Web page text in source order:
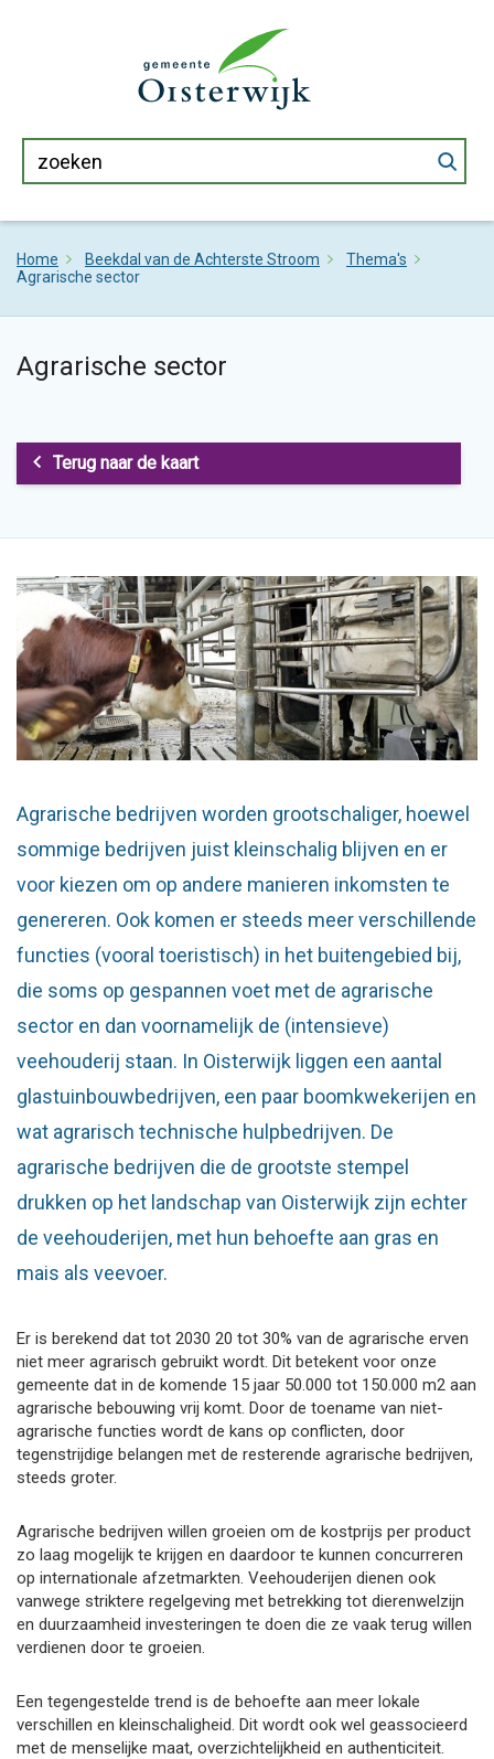
Home Beekdal van de Achterste Stroom
Thema's
Agrarische sector
Agrarische sector
Terug naar de kaart
Agrarische bedrijven worden grootschaliger, hoewel
sommige bedrijven juist kleinschalig blijven en er
voor kiezen om op andere manieren inkomsten te
genereren. Ook komen er steeds meer verschillende
functies (vooral toeristisch) in het buitengebied bij,
die soms op gespannen voet met de agrarische
sector en dan voornamelijk de (intensieve)
veehouderij staan. In Oisterwijk liggen een aantal
glastuinbouwbedrijven, een paar boomkwekerijen en
wat agrarisch technische hulpbedrijven. De
agrarische bedrijven die de grootste stempel
drukken op het landschap van Oisterwijk zijn echter
de veehouderijen, met hun behoefte aan gras en
mais als veevoer.
Er is berekend dat tot 2030 20 tot 30% van de agrarische erven
niet meer agrarisch gebruikt wordt. Dit betekent voor onze
gemeente dat in de komende 15 jaar 50.000 tot 150.000 m2 aan
agrarische bebouwing vrij komt. Door de toename van niet-
agrarische functies wordt de kans op conflicten, door
tegenstrijdige belangen met de resterende agrarische bedrijven,
steeds groter.
Agrarische bedrijven willen groeien om de kostprijs per product
zo laag mogelijk te krijgen en daardoor te kunnen concurreren
op internationale afzetmarkten. Veehouderijen dienen ook
vanwege striktere regelgeving met betrekking tot dierenwelzijn
en duurzaamheid investeringen te doen die ze vaak terug willen
verdienen door te groeien.
Een tegengestelde trend is de behoefte aan meer lokale
verschillen en kleinschaligheid. Dit wordt ook wel geassocieerd
met de menselijke maat, overzichtelijkheid en authenticiteit.